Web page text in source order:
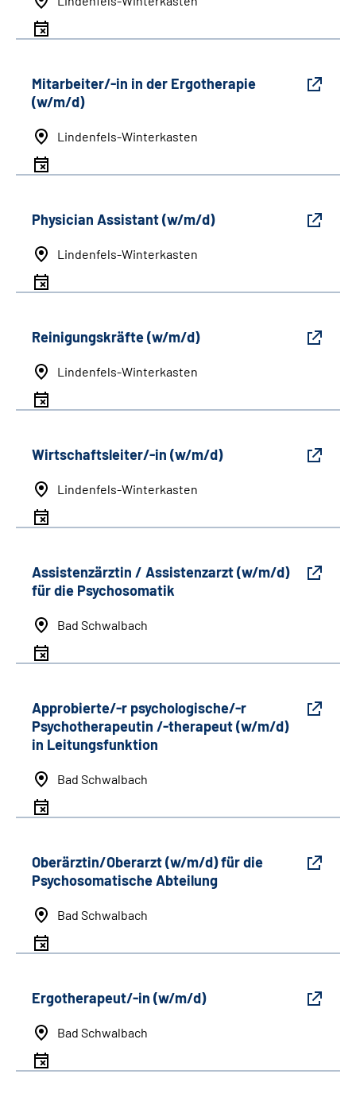
Mitarbeiter/-in in der Ergotherapie
(w/m/d)
Lindenfels-Winterkasten
Physician Assistant (w/m/d)
Lindenfels-Winterkasten
Reinigungskräfte (w/m/d)
Lindenfels-Winterkasten
Wirtschaftsleiter/-in (w/m/d)
Lindenfels-Winterkasten
Assistenzärztin / Assistenzarzt (w/m/d)
für die Psychosomatik
Bad Schwalbach
Approbierte/-r psychologische/-r
Psychotherapeutin /-therapeut (w/m/d)
in Leitungsfunktion
Bad Schwalbach
Oberärztin/Oberarzt (w/m/d) für die
Psychosomatische Abteilung
Bad Schwalbach
Ergotherapeut/-in (w/m/d)
Bad Schwalbach